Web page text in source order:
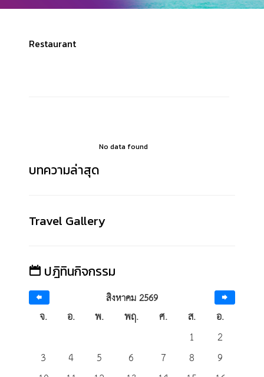
Restaurant
No data found
บทความล่าสุด
Travel Gallery
ปฎิทินกิจกรรม
สิงหาคม 2569
จ. อ. พ. พฤ. ศ. ส.
อ.
1
2
3
4 5 6 7 8
9